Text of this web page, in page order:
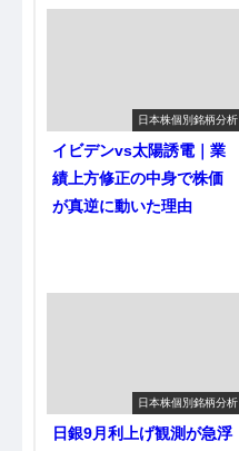
日本株個別銘柄分析
イビデンvs太陽誘電｜業
績上方修正の中身で株価
が真逆に動いた理由
日本株個別銘柄分析
日銀9月利上げ観測が急浮